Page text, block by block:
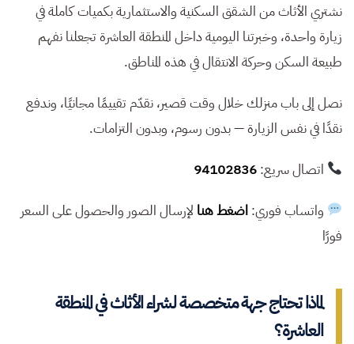
نشتري الأثاث من الشقق السكنية والاستثمارية بكميات كاملة في
زيارة واحدة، وخبرتنا اليومية داخل المنطقة العاشرة تجعلنا نفهم
طبيعة السكن وحركة الانتقال في هذه المناطق.
نصل إلى باب منزلك خلال وقت قصير، نقدّم تقييمًا مجانيًا، وندفع
نقدًا في نفس الزيارة — بدون رسوم، وبدون التزامات.
اتصال سريع:94102836
واتساب فوري:اضغط هنا لإرسال الصور والحصول على السعر
فورًا
لماذا تحتاج جهة متخصصة لشراء الأثاث في المنطقة
العاشرة؟